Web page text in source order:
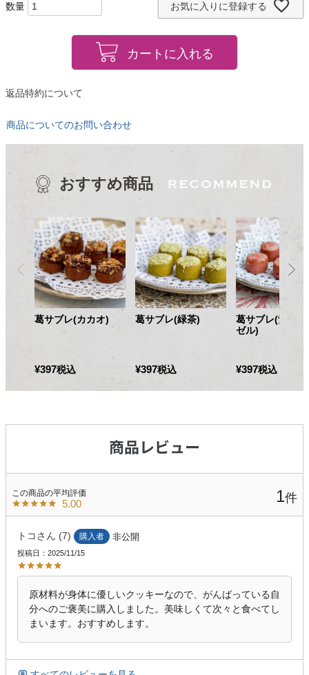
お気に入りに登録する
カートに入れる
返品特約について
商品についてのお問い合わせ
おすすめ商品
葛サブレ(カカオ)
¥397税込
葛サブレ(緑茶)
¥397税込
葛サブレ(紫芋と
ゼル)
¥397税込
5.00 1
トコ 7 購入者 非公開
投稿日 2025/11/15
原材料が身体に優しいクッキーなので、がんばっている自
分へのご褒美に購入しました。美味しくて次々と食べてし
まいます。おすすめします。